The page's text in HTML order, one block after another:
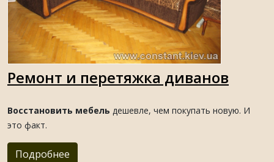
Ремонт и перетяжка диванов
Восстановить мебель дешевле, чем покупать новую. И
это факт.
Подробнее